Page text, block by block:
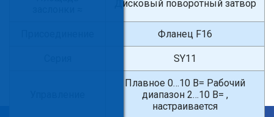
Дисковый поворотный затвор
Фланец F16
SY11
Плавное 0…10 В= Рабочий
диапазон 2…10 В= ,
настраивается